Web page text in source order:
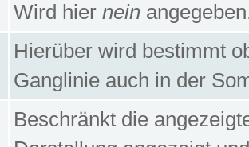
Wird hier nein
Hierüber wird bestimmt
Ganglinie auch in der
Beschränkt die